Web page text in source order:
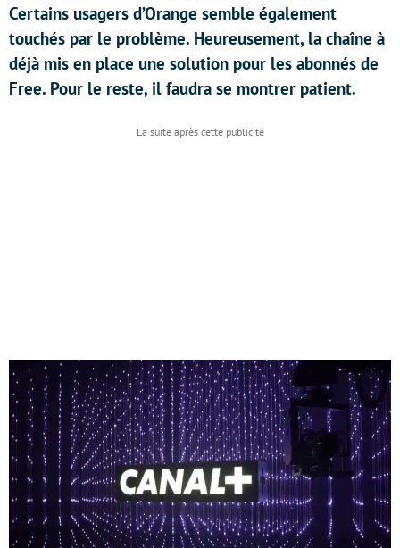
Certains usagers d’Orange semble également
touchés par le problème. Heureusement, la chaîne à
déjà mis en place une solution pour les abonnés de
Free. Pour le reste, il faudra se montrer patient.